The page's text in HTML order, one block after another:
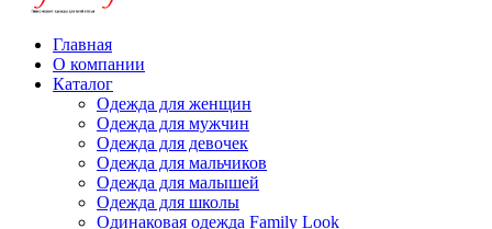
Главная
О компании
Каталог
Одежда для женщин
Одежда для мужчин
Одежда для девочек
Одежда для мальчиков
Одежда для малышей
Одежда для школы
Одинаковая одежда Family Look